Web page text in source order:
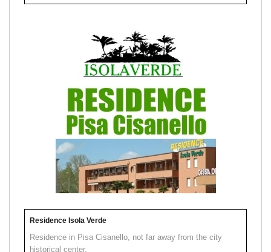
Residence Isola Verde
Residence in Pisa Cisanello, not far away from the city
historical center.